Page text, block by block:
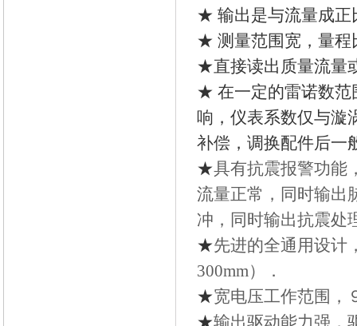
★ 输出是与流量成正
★ 测量范围宽，量程
★直接读出质量流量
★ 在一定的雷诺数
响，仪表系数仅与漩
补偿，调换配件后一
★具有抗震报警功能
流量正常，同时输出
冲，同时输出抗震处
★先进的全通用设计
300mm）．
★宽电压工作范围
★输出驱动能力强，